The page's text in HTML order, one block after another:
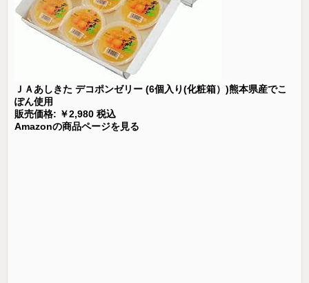
ＪＡあしきた デコポンゼリー (6個入り(化粧箱）)熊本県産でこ
ぽん使用
販売価格: ￥2,980 税込
Amazonの商品ページを見る